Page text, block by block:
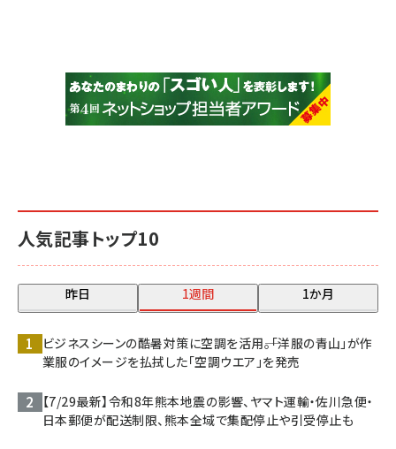
人気記事トップ10
昨日 1週間 1か月
ビジネスシーンの酷暑対策に空調を活用――。「洋服の青山」が作
業服のイメージを払拭した「空調ウエア」を発売
【7/29最新】令和8年熊本地震の影響、ヤマト運輸・佐川急便・
日本郵便が配送制限、熊本全域で集配停止や引受停止も